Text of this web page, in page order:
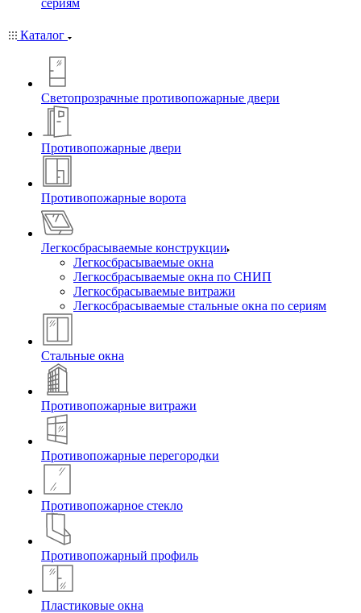
сериям
Каталог
Светопрозрачные противопожарные двери
Противопожарные двери
Противопожарные ворота
Легкосбрасываемые конструкции
Легкосбрасываемые окна
Легкосбрасываемые окна по СНИП
Легкосбрасываемые витражи
Легкосбрасываемые стальные окна по сериям
Стальные окна
Противопожарные витражи
Противопожарные перегородки
Противопожарное стекло
Противопожарный профиль
Пластиковые окна